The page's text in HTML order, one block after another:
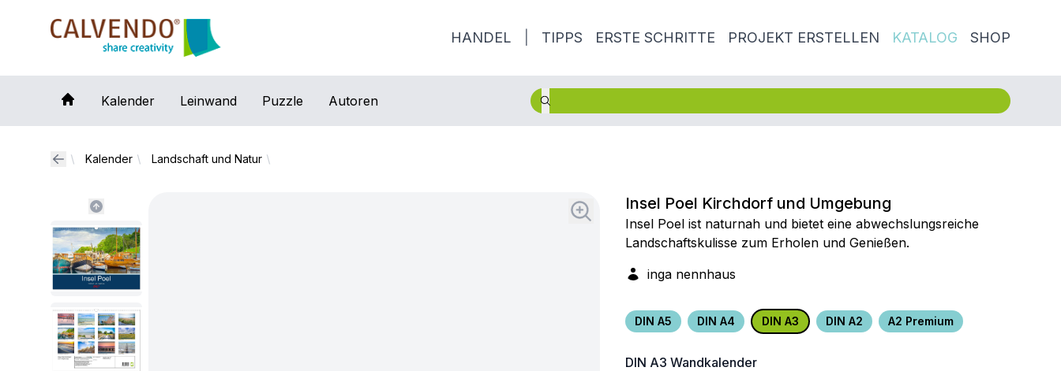
Calvendo
HANDEL TIPPS ERSTE SCHRITTE PROJEKT ERSTELLEN KATALOG SHOP
Kalender Leinwand Puzzle Autoren
Kalender Landschaft und Natur
Insel Poel Kirchdorf und Umgebung
Insel Poel ist naturnah und bietet eine abwechslungsreiche
Landschaftskulisse zum Erholen und Genießen.
inga nennhaus
DIN A5 DIN A4 DIN A3 DIN A2 A2 Premium
DIN A3 Wandkalender